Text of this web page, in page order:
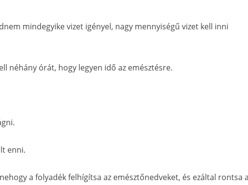
mindegyike vizet igényel, nagy mennyiségű vizet kell inni
néhány órát, hogy legyen idő az emésztésre.
enni.
a folyadék felhígítsa az emésztőnedveket, és ezáltal rontsa